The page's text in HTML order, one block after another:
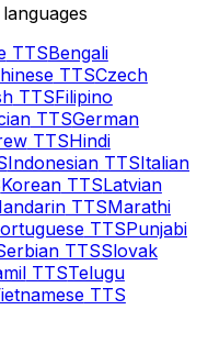
TTSBengali
TTSCzech
TTSFilipino
TTSGerman
TTSHindi
IndonesianTTSItalian
KoreanTTSLatvian
TTSMarathi
TTSPunjabi
TTSSlovak
TTSTelugu
TTS